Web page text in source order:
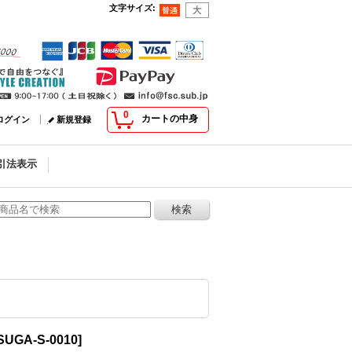
文字サイズ:
0 カートの中身
グイン 新規登録
法表示
S-0010]